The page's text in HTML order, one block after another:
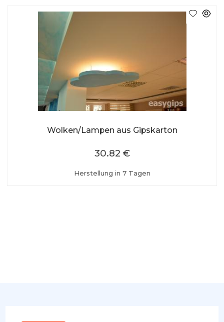
Wolken/Lampen aus Gipskarton
Herstellung in 7 Tagen
30.82 €